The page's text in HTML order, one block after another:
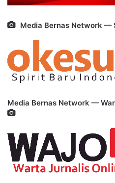
Media Bernas Network —
Media Bernas Network —